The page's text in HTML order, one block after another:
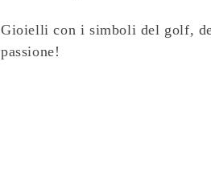
o
l
Gioielli con i simboli del golf,
passione!